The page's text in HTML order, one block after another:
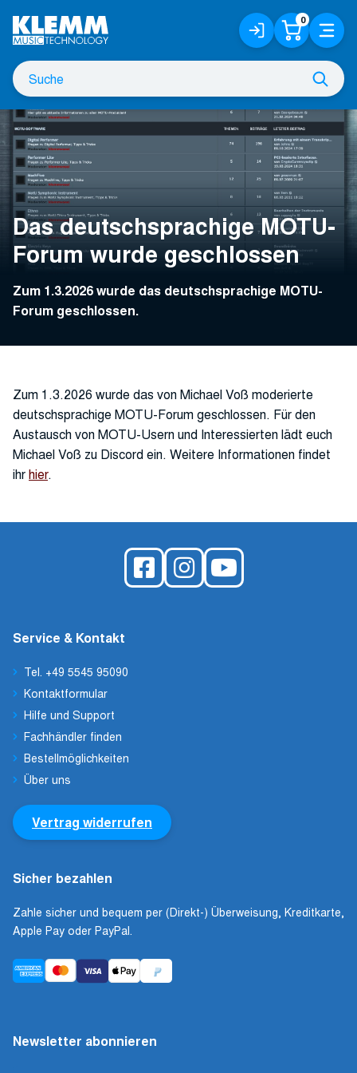
Hauptinhalt
Suche
nach
Anmelden
/
Registrieren
0 Menü
Das deutschsprachige MOTU-
Forum wurde geschlossen
Zum 1.3.2026 wurde das deutschsprachige MOTU-
Forum geschlossen.
Zum 1.3.2026 wurde das von Michael Voß moderierte
deutschsprachige MOTU-Forum geschlossen. Für den
Austausch von MOTU-Usern und Interessierten lädt euch
Michael Voß zu Discord ein. Weitere Informationen findet
ihrhier.
Service & Kontakt
Tel. +49 5545 95090
Kontaktformular
Hilfe und Support
Fachhändler finden
Bestellmöglichkeiten
Über uns
Vertrag widerrufen
Sicher bezahlen
Zahle sicher und bequem per (Direkt-) Überweisung, Kreditkarte,
Apple Pay oder PayPal.
Newsletter abonnieren